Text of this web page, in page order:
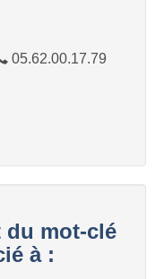
05.62.00.17.79
du mot-clé
à :